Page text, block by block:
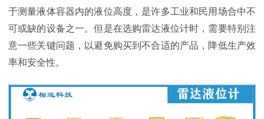
于测量液体容器内的液位高度，是许多工业和民用场合中不
可或缺的设备之一。但是在选购雷达液位计时，需要特别注
意一些关键问题，以避免购买到不合适的产品，降低生产效
率和安全性。